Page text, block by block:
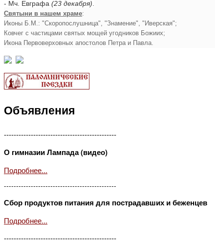
- Мч. Евграфа (23 декабря)
Святыни в нашем храме:
Иконы Б.М.: "Скоропослушница", "Знамение", "Иверская";
Ковчег с частицами святых мощей угодников Божиих;
Икона Первоверховных апостолов Петра и Павла.
Объявления
----------------------------------------------
О гимназии Лампада (видео)
Подробнее...
----------------------------------------------
Сбор продуктов питания для пострадавших и беженцев
Подробнее...
----------------------------------------------